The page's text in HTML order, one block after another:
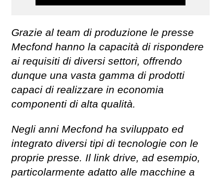
Grazie al team di produzione le presse
Mecfond hanno la capacità di rispondere
ai requisiti di diversi settori, offrendo
dunque una vasta gamma di prodotti
capaci di realizzare in economia
componenti di alta qualità.
Negli anni Mecfond ha sviluppato ed
integrato diversi tipi di tecnologie con le
proprie presse. Il link drive, ad esempio,
particolarmente adatto alle macchine a